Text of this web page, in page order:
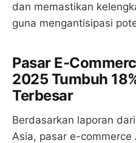
dan memastikan
guna mengantisipasi
Pasar E-
2025 Tumbuh
Terbesar
Berdasarkan laporan
Asia, pasar e-commerce